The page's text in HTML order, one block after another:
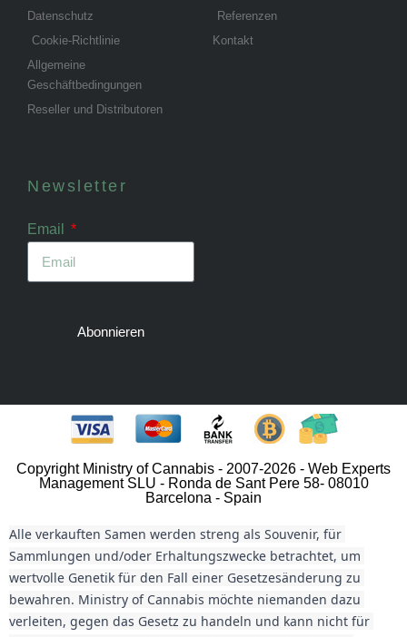
Datenschutz
Cookie-Richtlinie
Allgemeine
Geschäftbedingungen
Reseller und Distributoren
Referenzen
Kontakt
Newsletter
Email
Abonnieren
Copyright Ministry of Cannabis - 2007-2026 - Web Experts
Management SLU - Ronda de Sant Pere 58- 08010
Barcelona - Spain
Alle verkauften Samen werden streng als Souvenir, für
Sammlungen und/oder Erhaltungszwecke betrachtet, um
wertvolle Genetik für den Fall einer Gesetzesänderung zu
bewahren. Ministry of Cannabis möchte niemanden dazu
verleiten, gegen das Gesetz zu handeln und kann nicht für